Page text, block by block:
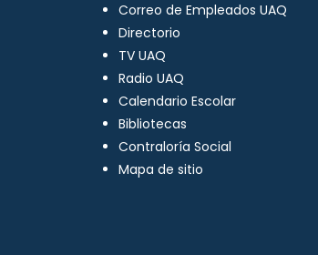
Correo de Empleados UAQ
Directorio
TV UAQ
Radio UAQ
Calendario Escolar
Bibliotecas
Contraloría Social
Mapa de sitio